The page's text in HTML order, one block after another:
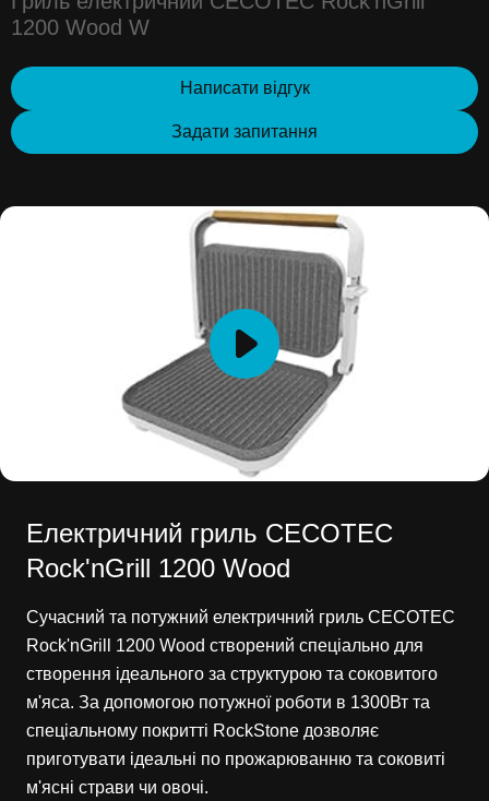
1200 Wood W
Написати відгук
Задати запитання
Електричний гриль CECOTEC
Rock'nGrill 1200 Wood
Сучасний та потужний електричний гриль CECOTEC
Rock'nGrill 1200 Wood створений спеціально для
створення ідеального за структурою та соковитого
м'яса. За допомогою потужної роботи в 1300Вт та
спеціальному покритті RockStone дозволяє
приготувати ідеальні по прожарюванню та соковиті
м'ясні страви чи овочі.